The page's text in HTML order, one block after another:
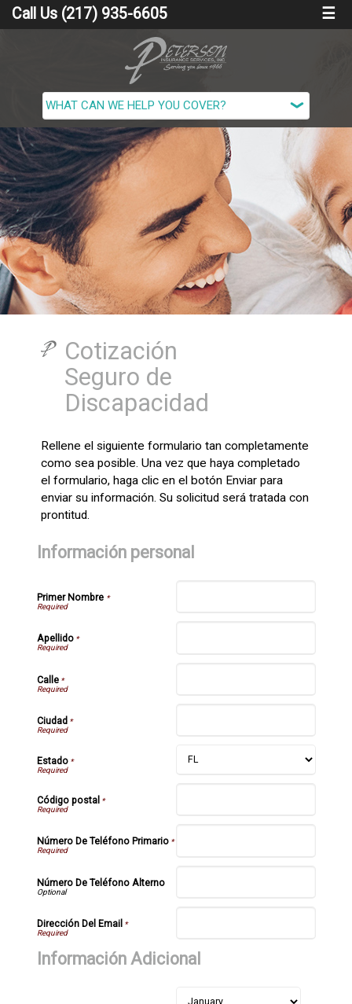
Call Us (217) 935-6605 ☰
Cotización
Seguro de
Discapacidad
Rellene el siguiente formulario tan completamente
como sea posible. Una vez que haya completado
el formulario, haga clic en el botón Enviar para
enviar su información. Su solicitud será tratada con
prontitud.
Información personal
Primer Nombre *
Apellido*
Calle*
Ciudad*
Estado*
Código postal *
Número De Teléfono Primario*
Número De Teléfono Alterno
Dirección Del Email *
Información Adicional